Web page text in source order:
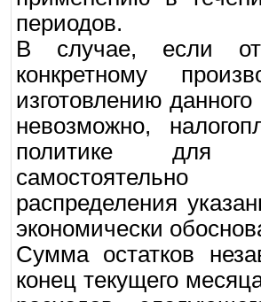
периодов.
В случае, если
конкретному
изготовлению
невозможно,
политике для
распределения
экономически
Сумма остатков
конец текущего